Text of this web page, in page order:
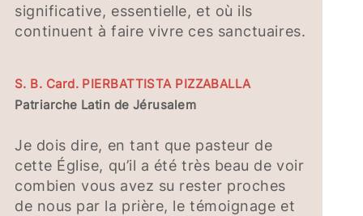
significative, essentielle, et où ils
continuent à faire vivre ces sanctuaires.
S. B. Card. PIERBATTISTA PIZZABALLA
Patriarche Latin de Jérusalem
Je dois dire, en tant que pasteur de
cette Église, qu’il a été très beau de voir
combien vous avez su rester proches
de nous par la prière, le témoignage et